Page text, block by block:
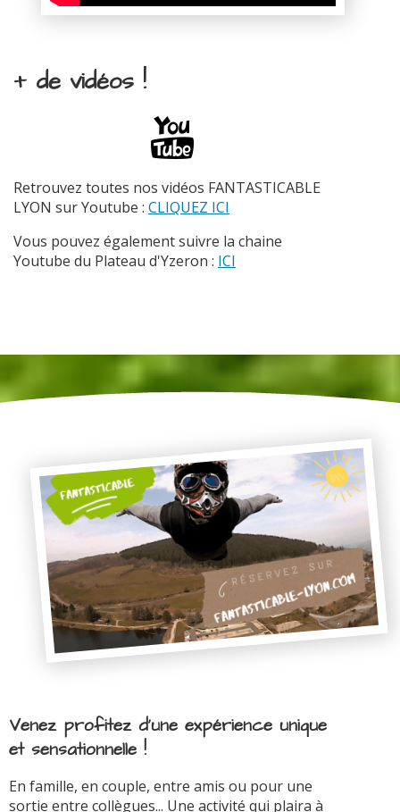
+ de vidéos !
Retrouvez toutes nos vidéos FANTASTICABLE
LYON sur Youtube : CLIQUEZ ICI
Vous pouvez également suivre la chaine
Youtube du Plateau d'Yzeron : ICI
Venez profitez d'une expérience unique
et sensationnelle !
En famille, en couple, entre amis ou pour une
sortie entre collègues... Une activité qui plaira à